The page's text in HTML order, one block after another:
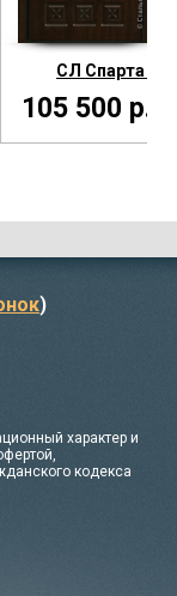
СЛ Спарта
105 500 р.
)
характер и
кодекса